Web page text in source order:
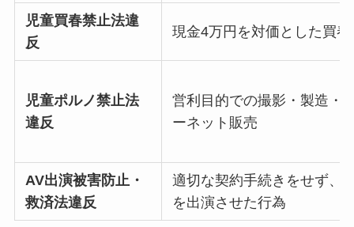
児童買春禁止法違
反
現金4万円を対価とした買
児童ポルノ禁止法
違反
営利目的での撮影・製造・
ーネット販売
AV出演被害防止・
救済法違反
適切な契約手続きをせず、
を出演させた行為